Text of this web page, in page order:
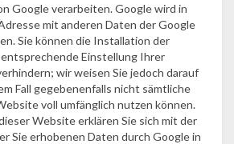
Google verarbeiten. Google wird in
mit anderen Daten der Google
Sie können die Installation der
Einstellung Ihrer
wir weisen Sie jedoch darauf
Fall gegebenenfalls nicht sämtliche
voll umfänglich nutzen können.
Website erklären Sie sich mit der
Sie erhobenen Daten durch Google in